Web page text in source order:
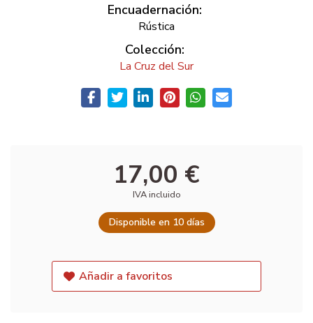
Encuadernación:
Rústica
Colección:
La Cruz del Sur
17,00 €
IVA incluido
Disponible en 10 días
Añadir a favoritos